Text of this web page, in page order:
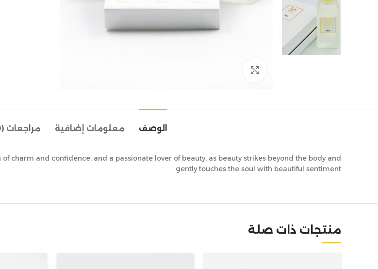
الوصف معلومات إضافية مراجعات (0)
charm and confidence, and a passionate lover of beauty, as beauty strikes beyond the body and
gently touches the soul with beautiful sentiment.
منتجات ذات صلة